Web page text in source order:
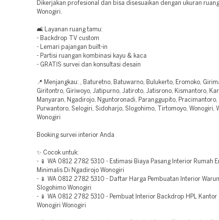
Dikerjakan profesional dan bisa disesuaikan dengan ukuran
Wonogiri.
🛋️ Layanan ruang tamu:
- Backdrop TV custom
- Lemari pajangan built-in
- Partisi ruangan kombinasi kayu & kaca
- GRATIS survei dan konsultasi desain
📍 Menjangkau: , Baturetno, Batuwarno, Bulukerto, Eromoko,
Giritontro, Giriwoyo, Jatipurno, Jatiroto, Jatisrono, Kismantoro,
Manyaran, Ngadirojo, Nguntoronadi, Paranggupito, Pracimantoro,
Purwantoro, Selogiri, Sidoharjo, Slogohimo, Tirtomoyo, Wonogiri,
Wonogiri
Booking survei interior Anda
✨ Cocok untuk:
- 📱 WA 0812 2782 5310 - Estimasi Biaya Pasang Interior Rumah
Minimalis Di Ngadirojo Wonogiri
- 📱 WA 0812 2782 5310 - Daftar Harga Pembuatan Interior
Slogohimo Wonogiri
- 📱 WA 0812 2782 5310 - Pembuat Interior Backdrop HPL
Wonogiri Wonogiri